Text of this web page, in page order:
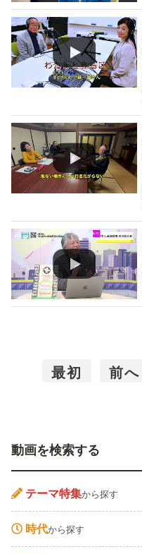
最初 前へ
動画を検索する
テーマ特集から探す
時代から探す